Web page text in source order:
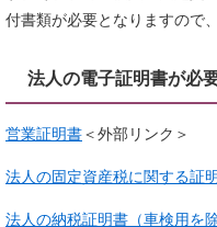
付書類が必要となりますので
法人の電子証明書が必
営業証明書＜外部リンク＞
法人の固定資産税に関する証
法人の納税証明書（車検用を